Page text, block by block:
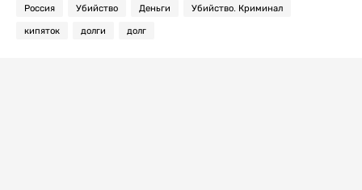
Россия Убийство Деньги Убийство. Криминал
кипяток долги долг